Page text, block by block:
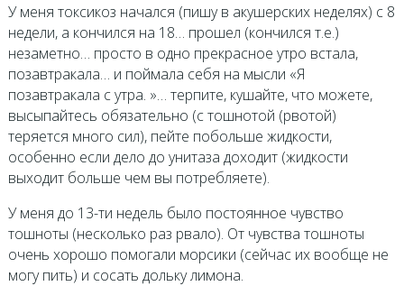
У меня токсикоз начался (пишу в акушерских неделях) с 8
недели, а кончился на 18… прошел (кончился т.е.)
незаметно… просто в одно прекрасное утро встала,
позавтракала… и поймала себя на мысли «Я
позавтракала с утра. »… терпите, кушайте, что можете,
высыпайтесь обязательно (с тошнотой (рвотой)
теряется много сил), пейте побольше жидкости,
особенно если дело до унитаза доходит (жидкости
выходит больше чем вы потребляете).
У меня до 13-ти недель было постоянное чувство
тошноты (несколько раз рвало). От чувства тошноты
очень хорошо помогали морсики (сейчас их вообще не
могу пить) и сосать дольку лимона.